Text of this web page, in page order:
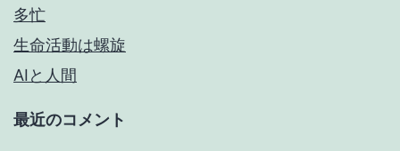
多忙
生命活動は螺旋
AIと人間
最近のコメント